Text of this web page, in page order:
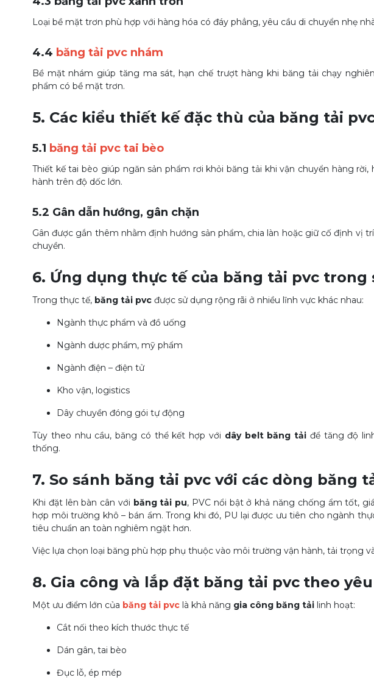
Loại bề mặt trơn phù hợp với hàng hóa có đáy phẳng, yêu cầu di chuyển nhẹ
4.4 băng tải pvc nhám
Bề mặt nhám giúp tăng ma sát, hạn chế trượt hàng khi băng tải chạy
phẩm có bề mặt trơn.
5. Các kiểu thiết kế đặc thù của băng tải
5.1 băng tải pvc tai bèo
Thiết kế tai bèo giúp ngăn sản phẩm rơi khỏi băng tải khi vận chuyển hàng rời,
hành trên độ dốc lớn.
5.2 Gân dẫn hướng, gân chặn
Gân được gắn thêm nhằm định hướng sản phẩm, chia làn hoặc giữ cố định vị
chuyền.
6. Ứng dụng thực tế của băng tải pvc trong
Trong thực tế, băng tải pvc được sử dụng rộng rãi ở nhiều lĩnh vực khác nhau:
Ngành thực phẩm và đồ uống
Ngành dược phẩm, mỹ phẩm
Ngành điện – điện tử
Kho vận, logistics
Dây chuyền đóng gói tự động
Tùy theo nhu cầu, băng có thể kết hợp với dây belt băng tải để tăng độ
thống.
7. So sánh băng tải pvc với các dòng băng
Khi đặt lên bàn cân với băng tải pu, PVC nổi bật ở khả năng chống ẩm tốt,
hợp môi trường khô – bán ẩm. Trong khi đó, PU lại được ưu tiên cho ngành
tiêu chuẩn an toàn nghiêm ngặt hơn.
Việc lựa chọn loại băng phù hợp phụ thuộc vào môi trường vận hành, tải trọng
8. Gia công và lắp đặt băng tải pvc theo
Một ưu điểm lớn của băng tải pvc là khả năng gia công băng tải linh hoạt:
Cắt nối theo kích thước thực tế
Dán gân, tai bèo
Đục lỗ, ép mép